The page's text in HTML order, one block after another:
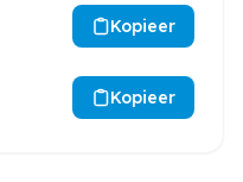
Kopieer
Kopieer